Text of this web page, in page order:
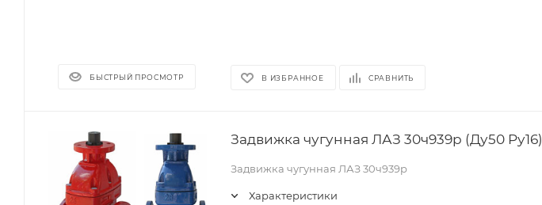
БЫСТРЫЙ ПРОСМОТР В ИЗБРАННОЕ СРАВНИТЬ
Задвижка чугунная ЛАЗ 30ч939р (Ду50 Pу16)
Задвижка чугунная ЛАЗ 30ч939р
Характеристики